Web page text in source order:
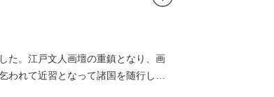
た。江戸文人画壇の重鎮となり、画
れて近習となって諸国を随行しな